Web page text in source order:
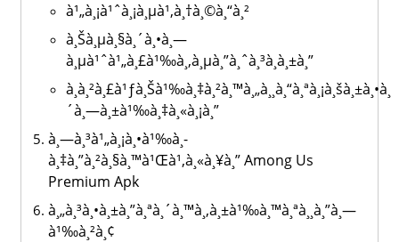
à¹„à¸¡à¹ˆà¸¡à¸µà¹‚à¸†à¸©à¸“à¸²
à¸Šà¸µà¸§à¸´à¸•à¸—
à¸µà¹ˆà¹„à¸£à¹‰à¸‚à¸µà¸”à¸ˆà¸³à¸à¸±à¸”
à¸à¸²à¸£à¹ƒà¸Šà¹‰à¸‡à¸²à¸™à¸„à¸¸à¸“à¸ªà¸¡à¸šà¸±à¸•à¸
´à¸—à¸±à¹‰à¸‡à¸«à¸¡à¸”
à¸—à¸³à¹„à¸¡à¸•à¹‰à¸­
à¸‡à¸”à¸²à¸§à¸™à¹Œà¹‚à¸«à¸¥à¸” Among Us
Premium Apk
à¸„à¸³à¸•à¸±à¸”à¸ªà¸´à¸™à¸‚à¸±à¹‰à¸™à¸ªà¸¸à¸”à¸—
à¹‰à¸²à¸¢